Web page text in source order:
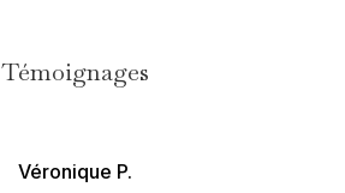
Témoignages
Véronique P.